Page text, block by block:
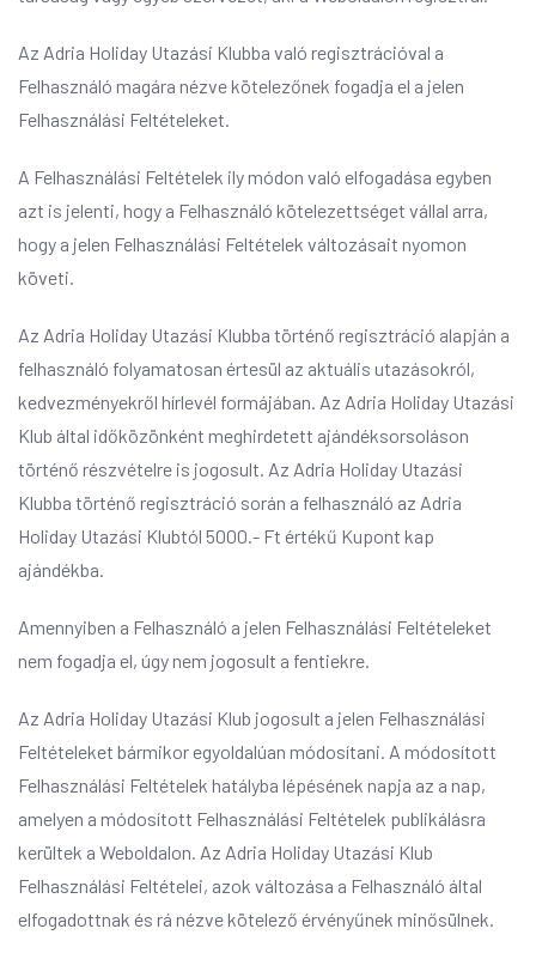
Az Adria Holiday Utazási Klubba való regisztrációval a
Felhasználó magára nézve kötelezőnek fogadja el a jelen
Felhasználási Feltételeket.
A Felhasználási Feltételek ily módon való elfogadása egyben
azt is jelenti, hogy a Felhasználó kötelezettséget vállal arra,
hogy a jelen Felhasználási Feltételek változásait nyomon
követi.
Az Adria Holiday Utazási Klubba történő regisztráció alapján a
felhasználó folyamatosan értesül az aktuális utazásokról,
kedvezményekről hírlevél formájában. Az Adria Holiday Utazási
Klub által időközönként meghirdetett ajándéksorsoláson
történő részvételre is jogosult. Az Adria Holiday Utazási
Klubba történő regisztráció során a felhasználó az Adria
Holiday Utazási Klubtól 5000.- Ft értékű Kupont kap
ajándékba.
Amennyiben a Felhasználó a jelen Felhasználási Feltételeket
nem fogadja el, úgy nem jogosult a fentiekre.
Az Adria Holiday Utazási Klub jogosult a jelen Felhasználási
Feltételeket bármikor egyoldalúan módosítani. A módosított
Felhasználási Feltételek hatályba lépésének napja az a nap,
amelyen a módosított Felhasználási Feltételek publikálásra
kerültek a Weboldalon. Az Adria Holiday Utazási Klub
Felhasználási Feltételei, azok változása a Felhasználó által
elfogadottnak és rá nézve kötelező érvényűnek minősülnek.